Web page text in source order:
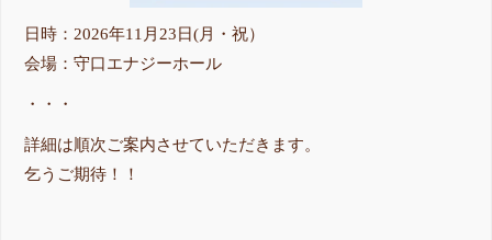
日時：2026年11月23日(月・祝）
会場：守口エナジーホール
・・・
詳細は順次ご案内させていただきます。
乞うご期待！！